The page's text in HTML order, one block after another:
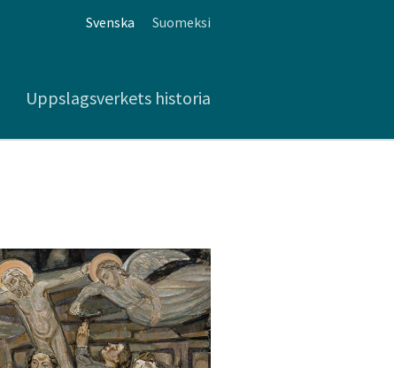
Svenska Suomeksi
Uppslagsverkets historia